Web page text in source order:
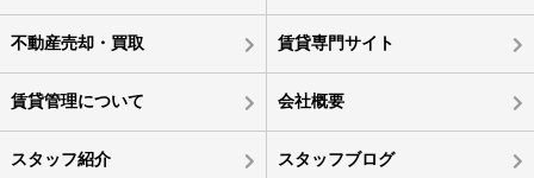
不動産売却・買取 賃貸専門サイト
賃貸管理について 会社概要
スタッフ紹介 スタッフブログ